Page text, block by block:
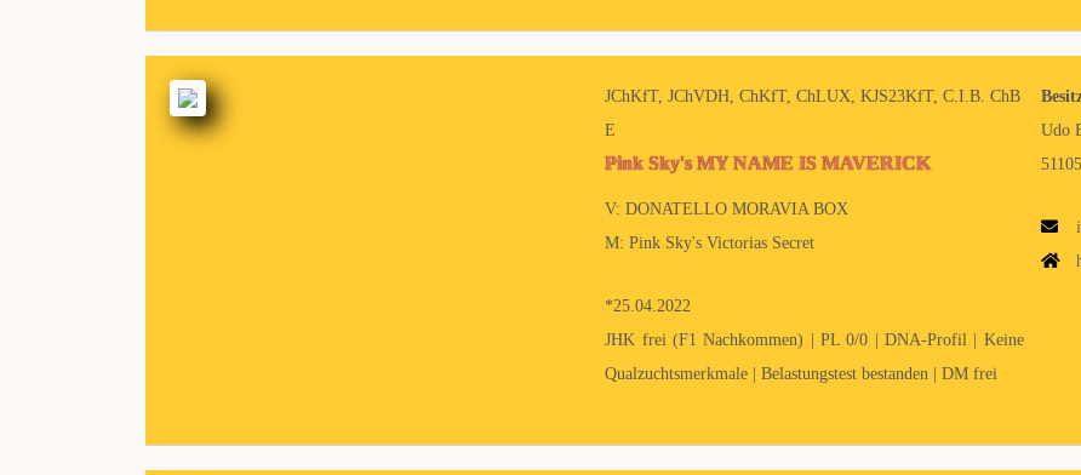
JChKfT, JChVDH, ChKfT, ChLUX, KJS23KfT, C.I.B. ChB
E
Pink Sky's MY NAME IS MAVERICK
V: DONATELLO MORAVIA BOX
M: Pink Sky's Victorias Secret
*25.04.2022
JHK frei (F1 Nachkommen) | PL 0/0 | DNA-Profil | Keine
Qualzuchtsmerkmale | Belastungstest bestanden | DM frei
Udo